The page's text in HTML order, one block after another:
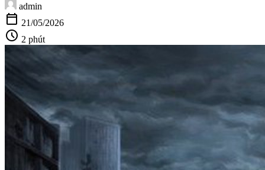
admin
calendar_today 21/05/2026
schedule 2 phút